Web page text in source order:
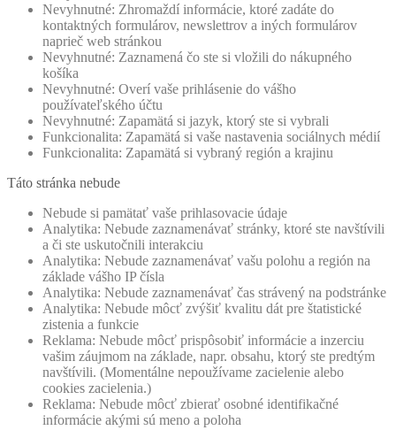
Nevyhnutné: Zhromaždí informácie, ktoré zadáte do
kontaktných formulárov, newslettrov a iných formulárov
naprieč web stránkou
Nevyhnutné: Zaznamená čo ste si vložili do nákupného
košíka
Nevyhnutné: Overí vaše prihlásenie do vášho
používateľského účtu
Nevyhnutné: Zapamätá si jazyk, ktorý ste si vybrali
Funkcionalita: Zapamätá si vaše nastavenia sociálnych médií
Funkcionalita: Zapamätá si vybraný región a krajinu
Táto stránka nebude
Nebude si pamätať vaše prihlasovacie údaje
Analytika: Nebude zaznamenávať stránky, ktoré ste navštívili
a či ste uskutočnili interakciu
Analytika: Nebude zaznamenávať vašu polohu a región na
základe vášho IP čísla
Analytika: Nebude zaznamenávať čas strávený na podstránke
Analytika: Nebude môcť zvýšiť kvalitu dát pre štatistické
zistenia a funkcie
Reklama: Nebude môcť prispôsobiť informácie a inzerciu
vašim záujmom na základe, napr. obsahu, ktorý ste predtým
navštívili. (Momentálne nepoužívame zacielenie alebo
cookies zacielenia.)
Reklama: Nebude môcť zbierať osobné identifikačné
informácie akými sú meno a poloha